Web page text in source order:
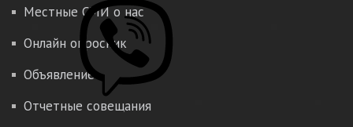
Местные СМИ о нас
Онлайн опросник
Объявление
Отчетные совещания